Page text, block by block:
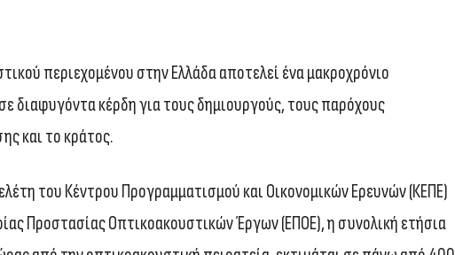
περιεχομένου στην Ελλάδα αποτελεί ένα μακροχρόνιο
διαφυγόντα κέρδη για τους δημιουργούς, τους παρόχους
και το κράτος.
του Κέντρου Προγραμματισμού και Οικονομικών Ερευνών (ΚΕΠΕ)
Προστασίας Οπτικοακουστικών Έργων (ΕΠΟΕ), η συνολική ετήσια